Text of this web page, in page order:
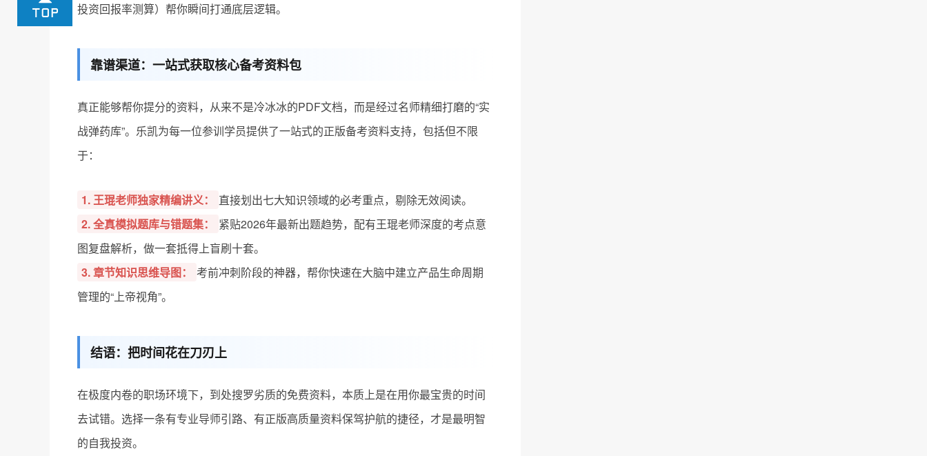
投资回报率测算）帮你瞬间打通底层逻辑。
靠谱渠道：一站式获取核心备考资料包
真正能够帮你提分的资料，从来不是冷冰冰的PDF文档，而是经过名师精细打磨的“实
战弹药库”。乐凯为每一位参训学员提供了一站式的正版备考资料支持，包括但不限
于：
1. 王琨老师独家精编讲义：
直接划出七大知识领域的必考重点，剔除无效阅读。
2. 全真模拟题库与错题集：
紧贴2026年最新出题趋势，配有王琨老师深度的考点意
图复盘解析，做一套抵得上盲刷十套。
3. 章节知识思维导图：
考前冲刺阶段的神器，帮你快速在大脑中建立产品生命周期
管理的“上帝视角”。
结语：把时间花在刀刃上
在极度内卷的职场环境下，到处搜罗劣质的免费资料，本质上是在用你最宝贵的时间
去试错。选择一条有专业导师引路、有正版高质量资料保驾护航的捷径，才是最明智
的自我投资。